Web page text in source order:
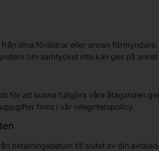
dina föräldrar eller annan
om samtycket inte kan ges på annat
för att kunna fullgöra våra åtaganden
finns i vår integritetspolicy.
betalningsdatum till slutet av din